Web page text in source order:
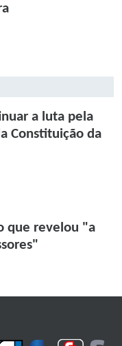
a luta pela
Constituição da
que revelou "a